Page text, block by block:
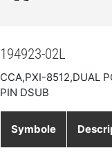
194923-02L
CCA,PXI-8512,DUAL
PIN DSUB
Symbole